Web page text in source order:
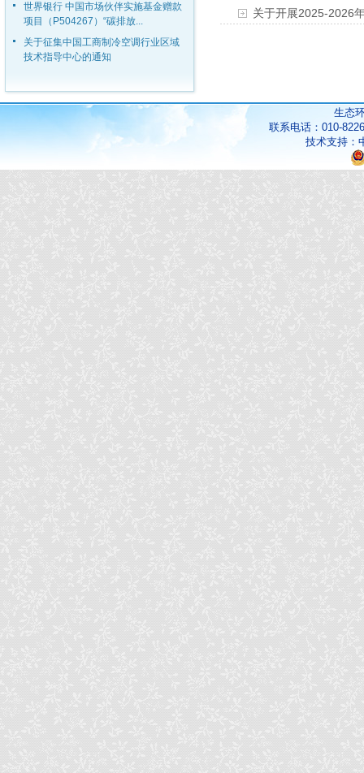
世界银行 中国市场伙伴实施基金赠款
项目（P504267）“碳排放...
关于征集中国工商制冷空调行业区域
技术指导中心的通知
关于开展2025-2026
生态
联系电话：010-
技术支持：